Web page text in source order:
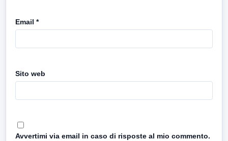
Email *
Sito web
Avvertimi via email in caso di risposte al mio commento.